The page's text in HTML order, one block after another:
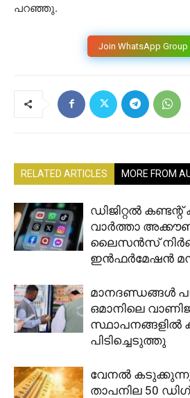
പറഞ്ഞു.
Join WhatsApp Group
RELATED ARTICLES MORE FROM
ഡിജിറ്റൽ കണ്ടന്റ്
വാർത്താ
ലൈസൻസ്
ഇൻഫർമേഷൻ
മാനദണ്ഡങ്ങൾ
ഒമാനിലെ
സ്ഥാപനങ്ങളിൽ
പിടിച്ചെടുത്തു
വേനൽ
താപനില 50